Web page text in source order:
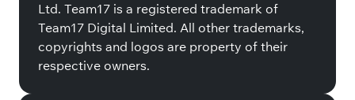
Ltd. Team17 is a registered trademark of
Team17 Digital Limited. All other trademarks,
copyrights and logos are property of their
respective owners.